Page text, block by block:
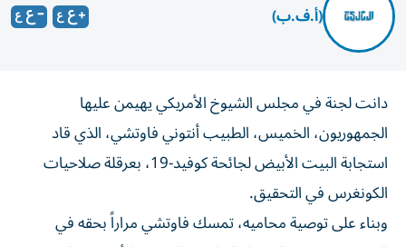
(أ.ف.ب)
دانت لجنة في مجلس الشيوخ الأمريكي يهيمن عليها
الجمهوريون، الخميس، الطبيب أنتوني فاوتشي، الذي قاد
استجابة البيت الأبيض لجائحة كوفيد-19، بعرقلة صلاحيات
الكونغرس في التحقيق.
وبناء على توصية محاميه، تمسك فاوتشي مراراً بحقه في